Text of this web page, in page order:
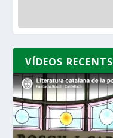
VÍDEOS RECENTS